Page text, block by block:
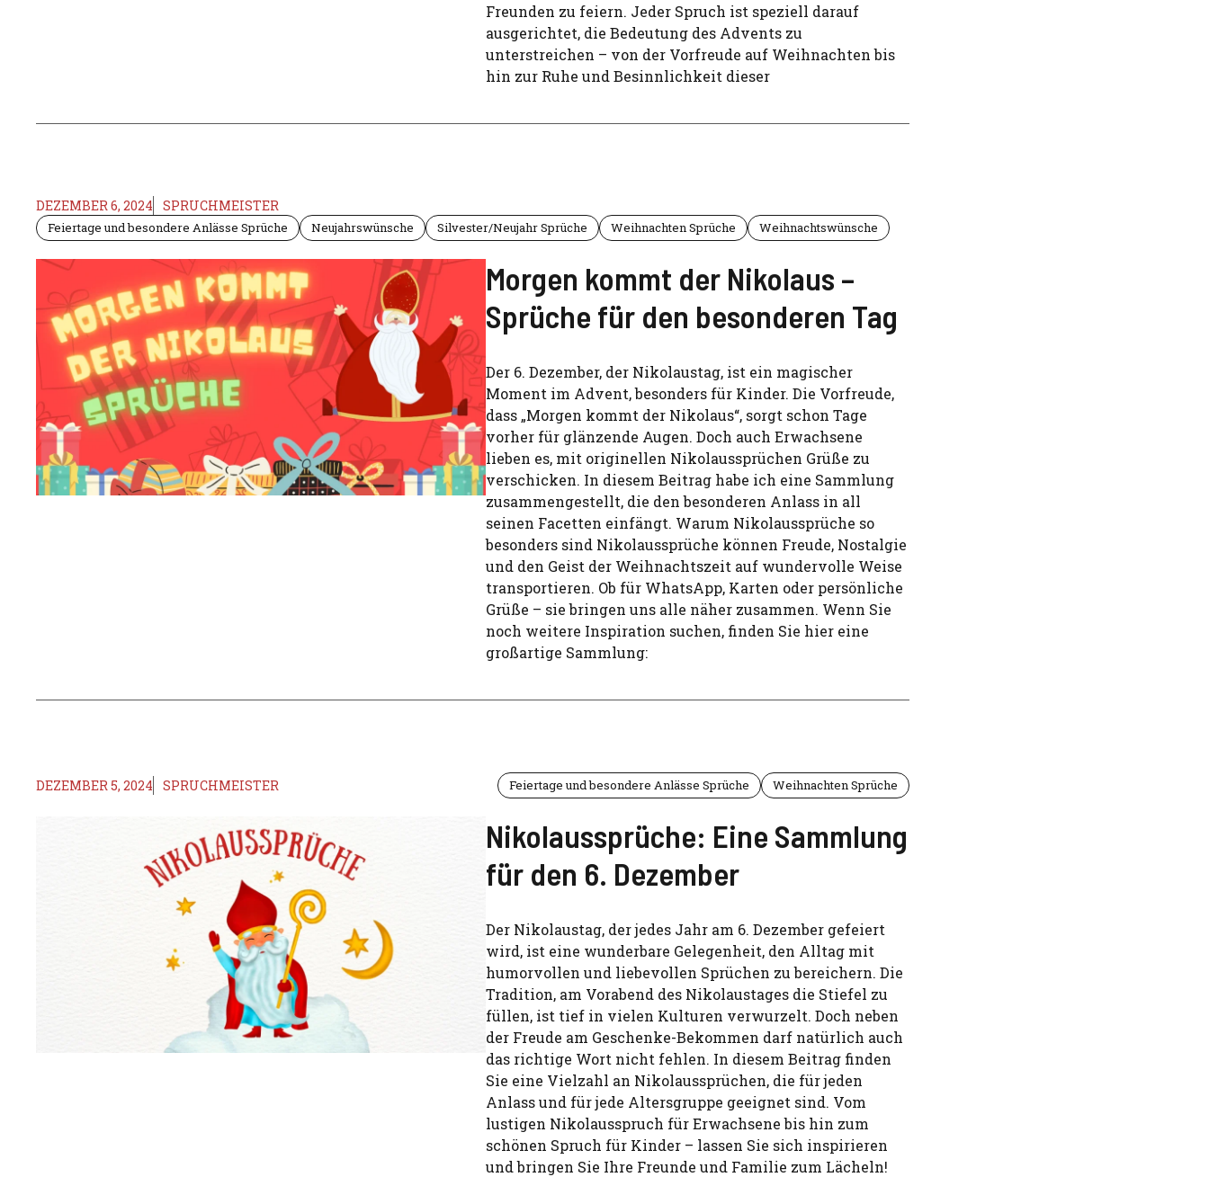
Freunden zu feiern. Jeder Spruch ist speziell darauf
ausgerichtet, die Bedeutung des Advents zu
unterstreichen – von der Vorfreude auf Weihnachten bis
hin zur Ruhe und Besinnlichkeit dieser
DEZEMBER 6, 2024 SPRUCHMEISTER
Feiertage und besondere Anlässe Sprüche Neujahrswünsche Silvester/Neujahr Sprüche Weihnachten Sprüche Weihnachtswünsche
Morgen kommt der Nikolaus –
Sprüche für den besonderen Tag
Der 6. Dezember, der Nikolaustag, ist ein magischer
Moment im Advent, besonders für Kinder. Die Vorfreude,
dass „Morgen kommt der Nikolaus“, sorgt schon Tage
vorher für glänzende Augen. Doch auch Erwachsene
lieben es, mit originellen Nikolaussprüchen Grüße zu
verschicken. In diesem Beitrag habe ich eine Sammlung
zusammengestellt, die den besonderen Anlass in all
seinen Facetten einfängt. Warum Nikolaussprüche so
besonders sind Nikolaussprüche können Freude, Nostalgie
und den Geist der Weihnachtszeit auf wundervolle Weise
transportieren. Ob für WhatsApp, Karten oder persönliche
Grüße – sie bringen uns alle näher zusammen. Wenn Sie
noch weitere Inspiration suchen, finden Sie hier eine
großartige Sammlung:
DEZEMBER 5, 2024 SPRUCHMEISTER Feiertage und besondere Anlässe Sprüche Weihnachten Sprüche
Nikolaussprüche: Eine Sammlung
für den 6. Dezember
Der Nikolaustag, der jedes Jahr am 6. Dezember gefeiert
wird, ist eine wunderbare Gelegenheit, den Alltag mit
humorvollen und liebevollen Sprüchen zu bereichern. Die
Tradition, am Vorabend des Nikolaustages die Stiefel zu
füllen, ist tief in vielen Kulturen verwurzelt. Doch neben
der Freude am Geschenke-Bekommen darf natürlich auch
das richtige Wort nicht fehlen. In diesem Beitrag finden
Sie eine Vielzahl an Nikolaussprüchen, die für jeden
Anlass und für jede Altersgruppe geeignet sind. Vom
lustigen Nikolausspruch für Erwachsene bis hin zum
schönen Spruch für Kinder – lassen Sie sich inspirieren
und bringen Sie Ihre Freunde und Familie zum Lächeln!